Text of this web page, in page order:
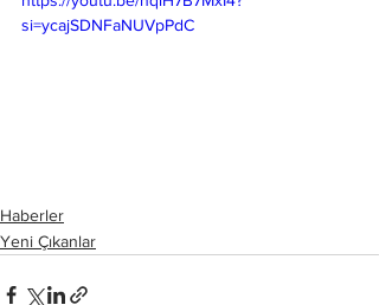
si=ycajSDNFaNUVpPdC
Haberler
Yeni Çıkanlar